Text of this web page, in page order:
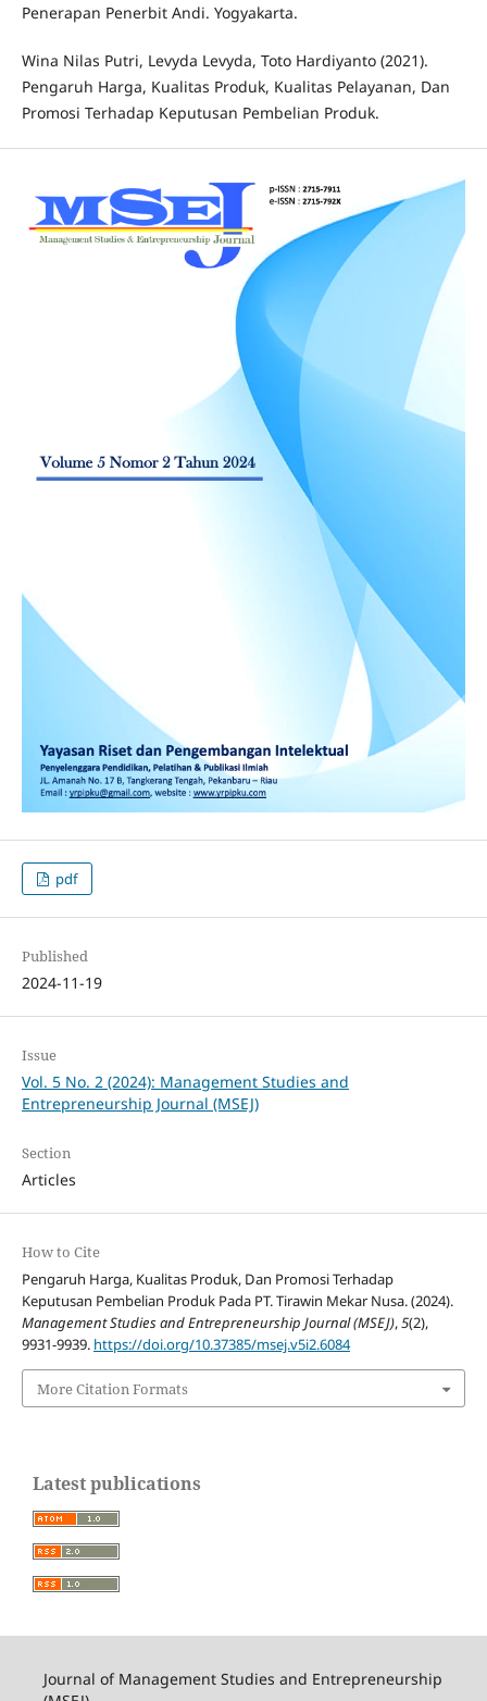
Penerapan Penerbit Andi. Yogyakarta.
Wina Nilas Putri, Levyda Levyda, Toto Hardiyanto (2021).
Pengaruh Harga, Kualitas Produk, Kualitas Pelayanan, Dan
Promosi Terhadap Keputusan Pembelian Produk.
pdf
Published
2024-11-19
Issue
Vol. 5 No. 2 (2024): Management Studies and
Entrepreneurship Journal (MSEJ)
Section
Articles
How to Cite
Pengaruh Harga, Kualitas Produk, Dan Promosi Terhadap
Keputusan Pembelian Produk Pada PT. Tirawin Mekar Nusa. (2024).
Management Studies and Entrepreneurship Journal (MSEJ),5(2),
9931-9939. https://doi.org/10.37385/msej.v5i2.6084
More Citation Formats
Latest publications
Journal of Management Studies and Entrepreneurship